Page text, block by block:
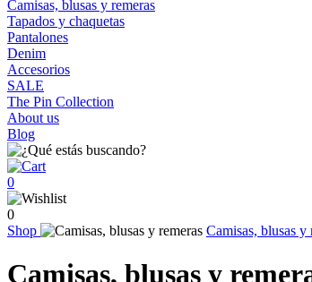
Camisas, blusas y remeras
Tapados y chaquetas
Pantalones
Denim
Accesorios
SALE
The Pin Collection
About us
Blog
0
0
Shop
Camisas, blusas y
Camisas, blusas y